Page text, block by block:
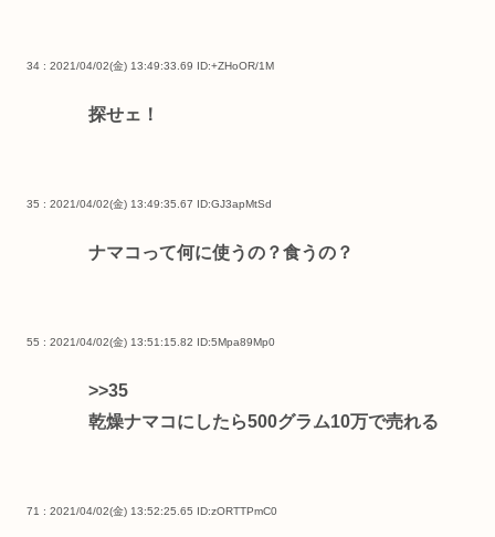
34 : 2021/04/02(金) 13:49:33.69 ID:+ZHoOR/1M
探せェ！
35 : 2021/04/02(金) 13:49:35.67 ID:GJ3apMtSd
ナマコって何に使うの？食うの？
55 : 2021/04/02(金) 13:51:15.82 ID:5Mpa89Mp0
>>35
乾燥ナマコにしたら500グラム10万で売れる
71 : 2021/04/02(金) 13:52:25.65 ID:zORTTPmC0